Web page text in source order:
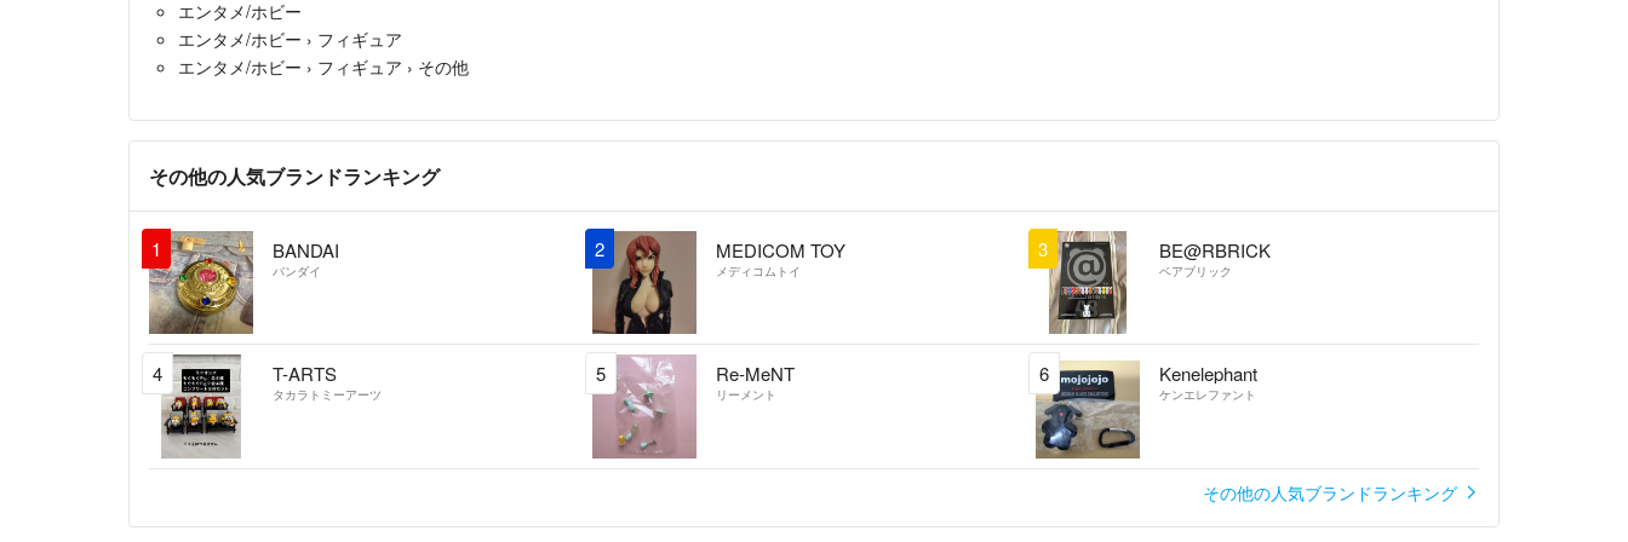
エンタメ/ホビー
エンタメ/ホビー › フィギュア
エンタメ/ホビー › フィギュア › その他
その他の人気ブランドランキング
1 BANDAI
バンダイ
2 MEDICOM TOY
メディコムトイ
3 BE@RBRICK
ベアブリック
4 T-ARTS
タカラトミーアーツ
5 Re-MeNT
リーメント
6 Kenelephant
ケンエレファント
その他の人気ブランドランキング